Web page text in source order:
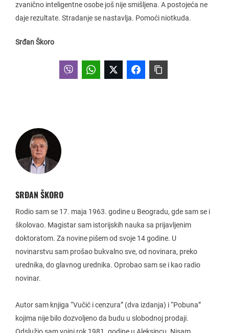
zvanično inteligentne osobe još nije smišljena. A postojeća ne
daje rezultate. Stradanje se nastavlja. Pomoći niotkuda.
Srđan Škoro
SRĐAN ŠKORO
Rodio sam se 17. maja 1963. godine u Beogradu, gde sam se i
školovao. Magistar sam istorijskih nauka sa prijavljenim
doktoratom. Za novine pišem od svoje 14 godine. U
novinarstvu sam prošao bukvalno sve, od novinara, preko
urednika, do glavnog urednika. Oprobao sam se i kao radio
novinar.
Autor sam knjiga “Vučić i cenzura” (dva izdanja) i “Pobuna”
kojima nije bilo dozvoljeno da budu u slobodnoj prodaji.